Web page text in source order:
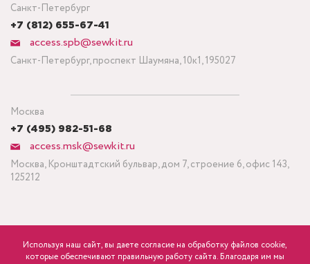
Санкт-Петербург
+7 (812) 655-67-41
access.spb@sewkit.ru
Санкт-Петербург, проспект Шаумяна, 10к1, 195027
Москва
+7 (495) 982-51-68
access.msk@sewkit.ru
Москва, Кронштадтский бульвар, дом 7, строение 6, офис 143,
125212
ПОДПИСАТЬСЯ НА НОВОСТИ
Используя наш сайт, вы даете согласие на обработку файлов cookie,
которые обеспечивают правильную работу сайта. Благодаря им мы